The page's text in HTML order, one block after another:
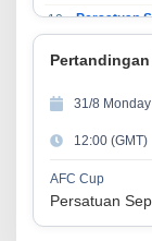
10
13
14
Madura
15
Persatuan
16
Persis Solo
31/8 Monday
12:00 (GMT)
AFC Cup